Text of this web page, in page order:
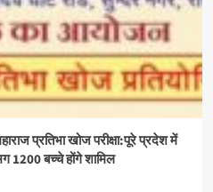
प्रतिभा खोज परीक्षा:पूरे प्रदेश में
1200 बच्चे होंगे शामिल